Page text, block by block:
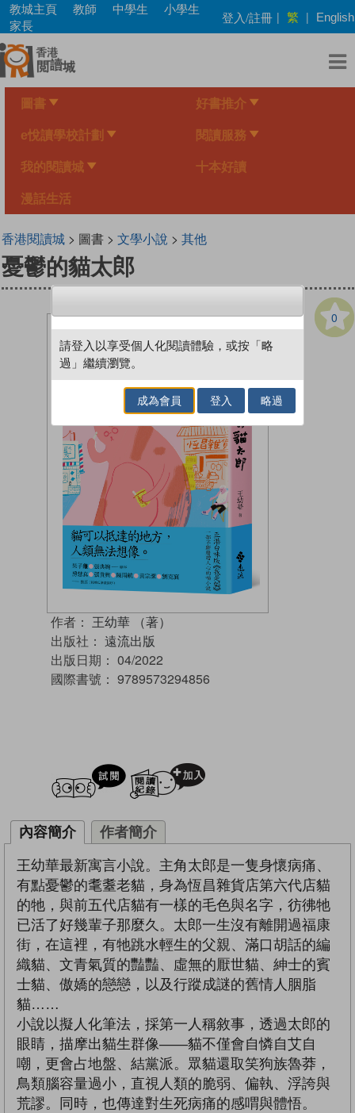
Skip
main
content
教城主頁 教師 中學生
小學生
家長
登入/註冊 | 繁 | English
圖書 好書推介
e悅讀學校計劃 閱讀服務
我的閱讀城 十本好讀
漫話生活
香港閱讀城> 圖書 > 文學小說 > 其他
憂鬱的貓太郎
0
作者： 王幼華 （著）
出版社： 遠流出版
出版日期： 04/2022
國際書號： 9789573294856
試閲
內容簡介 作者簡介
王幼華最新寓言小說。主角太郎是一隻身懷病痛、
有點憂鬱的耄耋老貓，身為恆昌雜貨店第六代店貓
的牠，與前五代店貓有一樣的毛色與名字，彷彿牠
已活了好幾輩子那麼久。太郎一生沒有離開過福康
街，在這裡，有牠跳水輕生的父親、滿口胡話的編
織貓、文青氣質的豔豔、虛無的厭世貓、紳士的賓
士貓、傲嬌的戀戀，以及行蹤成謎的舊情人胭脂
貓……
小說以擬人化筆法，採第一人稱敘事，透過太郎的
眼睛，描摩出貓生群像——貓不僅會自憐自艾自
嘲，更會占地盤、結黨派。眾貓還取笑狗族魯莽，
鳥類腦容量過小，直視人類的脆弱、偏執、浮誇與
荒謬。同時，也傳達對生死病痛的感喟與體悟。
請登入以享受個人化閱讀體驗，或按「略
過」繼續瀏覽。
成為會員 登入 略過